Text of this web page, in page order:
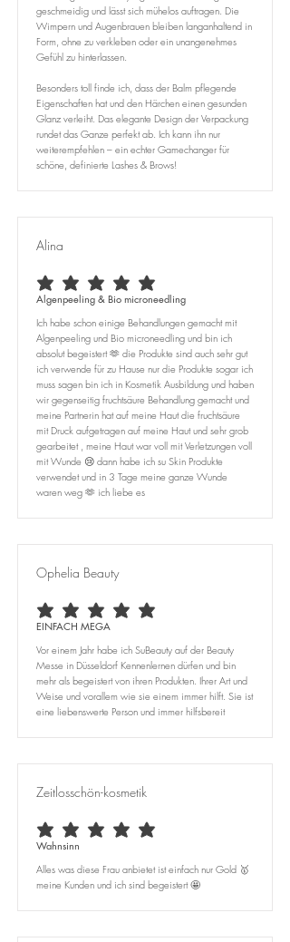
geschmeidig und lässt sich mühelos auftragen. Die
Wimpern und Augenbrauen bleiben langanhaltend in
Form, ohne zu verkleben oder ein unangenehmes
Gefühl zu hinterlassen.
Besonders toll finde ich, dass der Balm pflegende
Eigenschaften hat und den Härchen einen gesunden
Glanz verleiht. Das elegante Design der Verpackung
rundet das Ganze perfekt ab. Ich kann ihn nur
weiterempfehlen – ein echter Gamechanger für
schöne, definierte Lashes & Brows!
Alina
durchschnittliches Rating ist 5 von 5
Algenpeeling & Bio microneedling
Ich habe schon einige Behandlungen gemacht mit
Algenpeeling und Bio microneedling und bin ich
absolut begeistert 🫶 die Produkte sind auch sehr gut
ich verwende für zu Hause nur die Produkte sogar ich
muss sagen bin ich in Kosmetik Ausbildung und haben
wir gegenseitig fruchtsäure Behandlung gemacht und
meine Partnerin hat auf meine Haut die fruchtsäure
mit Druck aufgetragen auf meine Haut und sehr grob
gearbeitet , meine Haut war voll mit Verletzungen voll
mit Wunde 😢 dann habe ich su Skin Produkte
verwendet und in 3 Tage meine ganze Wunde
waren weg 🫶 ich liebe es
Ophelia Beauty
durchschnittliches Rating ist 5 von 5
EINFACH MEGA
Vor einem Jahr habe ich SuBeauty auf der Beauty
Messe in Düsseldorf Kennenlernen dürfen und bin
mehr als begeistert von ihren Produkten. Ihrer Art und
Weise und vorallem wie sie einem immer hilft. Sie ist
eine liebenswerte Person und immer hilfsbereit
Zeitlosschön-kosmetik
durchschnittliches Rating ist 5 von 5
Wahnsinn
Alles was diese Frau anbietet ist einfach nur Gold 🥇
meine Kunden und ich sind begeistert 🤩